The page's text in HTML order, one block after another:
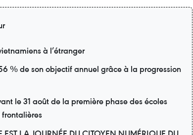
à l’étranger
% de son objectif annuel grâce à la progression
le 31 août de la première phase des écoles